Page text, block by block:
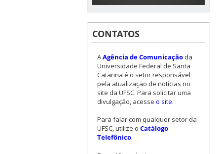
CONTATOS
AAgência de Comunicaçãoda
Universidade Federal de Santa
Catarina é o setor responsável
pela atualização de notícias no
site da UFSC. Para solicitar uma
divulgação, acesse o site.
Para falar com qualquer setor da
UFSC, utilize o Catálogo
Telefônico.